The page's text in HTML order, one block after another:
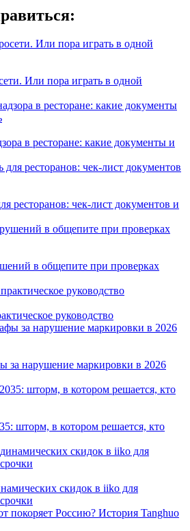
Или пора играть в одной
в ресторане: какие документы и
ресторанов: чек-лист документов и
в общепите при проверках
руководство
за нарушение маркировки в 2026
шторм, в котором решается, кто
скидок в iiko для